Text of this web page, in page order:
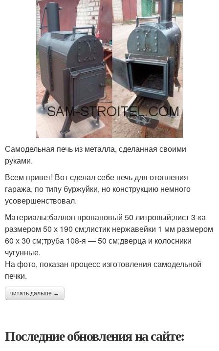
Самодельная печь из металла, сделанная своими
руками.
Всем привет! Вот сделал себе печь для отопления
гаража, по типу буржуйки, но конструкцию немного
усовершенствовал.
Материалы:баллон пропановый 50 литровый;лист 3-ка
размером 50 х 190 см;листик нержавейки 1 мм размером
60 х 30 см;труба 108-я — 50 см;дверца и колосники
чугунные.
На фото, показан процесс изготовления самодельной
печки.
читать дальше →
Последние обновления на сайте: